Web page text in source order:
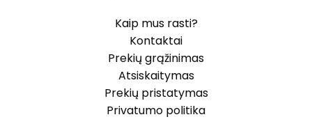
Kaip mus rasti?
Kontaktai
Prekių grąžinimas
Atsiskaitymas
Prekių pristatymas
Privatumo politika